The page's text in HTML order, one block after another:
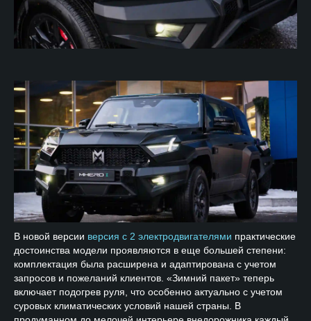
В новой версии версия с 2 электродвигателями практические
достоинства модели проявляются в еще большей степени:
комплектация была расширена и адаптирована с учетом
запросов и пожеланий клиентов. «Зимний пакет» теперь
включает подогрев руля, что особенно актуально с учетом
суровых климатических условий нашей страны. В